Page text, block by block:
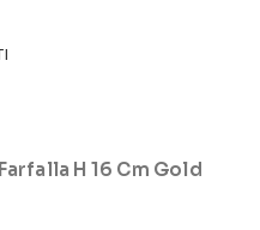
Farfalla H 16 Cm Gold